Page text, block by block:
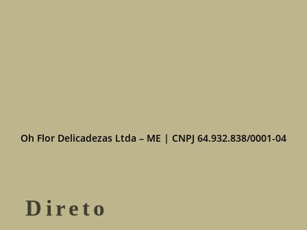
Oh Flor Delicadezas Ltda – ME | CNPJ 64.932.838/0001-04
Direto